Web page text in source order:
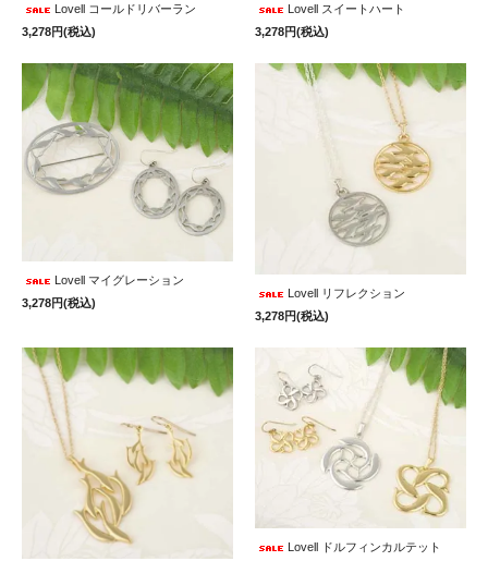
Lovell コールドリバーラン
3,278円(税込)
Lovell スイートハート
3,278円(税込)
Lovell マイグレーション
3,278円(税込)
Lovell リフレクション
3,278円(税込)
Lovell ドルフィンカルテット